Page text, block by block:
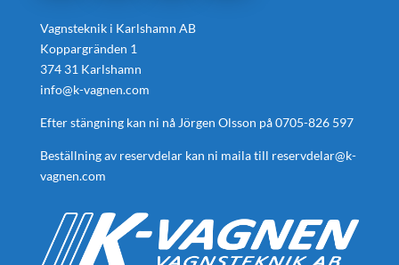
Vagnsteknik i Karlshamn AB
Koppargränden 1
374 31 Karlshamn
info@k-vagnen.com
Efter stängning kan ni nå Jörgen Olsson på0705-826 597
Beställning av reservdelar kan ni maila till reservdelar@k-
vagnen.com